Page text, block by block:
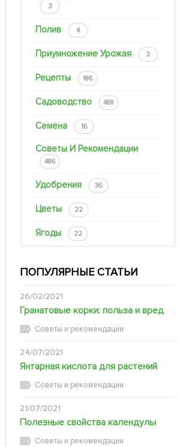
3
Полив 4
Приумножение Урожая 3
Рецепты 186
Садоводство 488
Семена 16
Советы И Рекомендации
486
Удобрения 36
Цветы 22
Ягоды 22
ПОПУЛЯРНЫЕ СТАТЬИ
26/02/2021
Гранатовые корки: польза и вред
Советы и рекомендации
24/07/2021
Янтарная кислота для растений
Советы и рекомендации
21/07/2021
Полезные свойства календулы
Советы и рекомендации